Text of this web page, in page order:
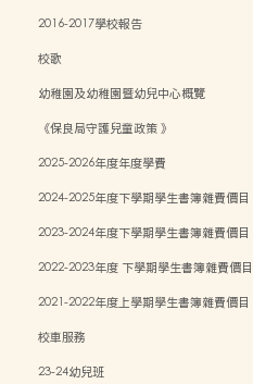
2016-2017學校報告
校歌
幼稚園及幼稚園暨幼兒中心概覽
《保良局守護兒童政策 》
2025-2026年度年度學費
2024-2025年度下學期學生書簿雜費價目
2023-2024年度下學期學生書簿雜費價目
2022-2023年度 下學期學生書簿雜費價目
2021-2022年度上學期學生書簿雜費價目
校車服務
23-24幼兒班